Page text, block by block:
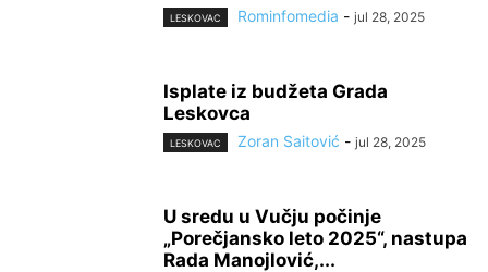
LESKOVAC Rominfomedia - jul 28, 2025
Isplate iz budžeta Grada
Leskovca
LESKOVAC Zoran Saitović - jul 28, 2025
U sredu u Vučju počinje
„Porečjansko leto 2025“, nastupa
Rada Manojlović,...